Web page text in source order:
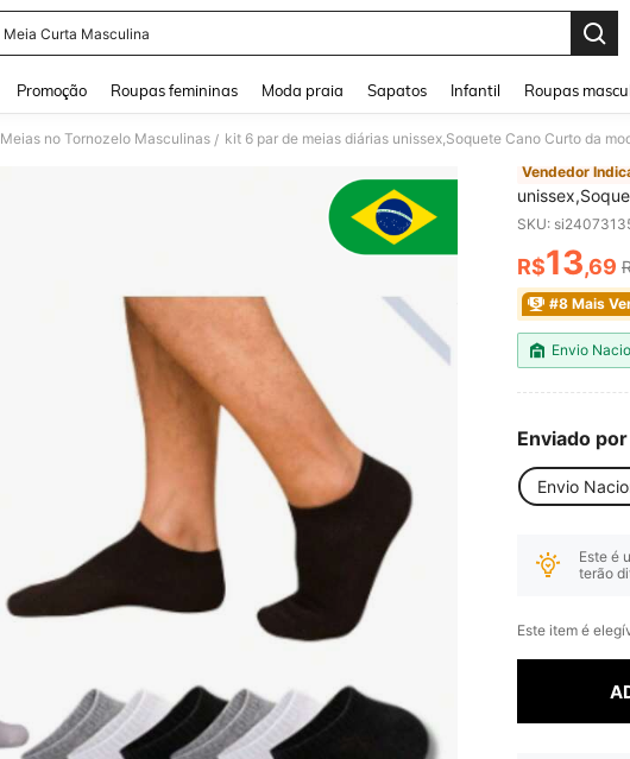
Meia Curta Masculina
Promoção Roupas femininas Moda praia Sapatos Infantil Roupas
Meias no Tornozelo Masculinas / kit 6 par de meias diárias unissex,Soquete Cano Curto da
Vendedor
SKU:
R$13,69
#8 Mais
Envio
Enviado por
Envio
Este é
terão
Este item é